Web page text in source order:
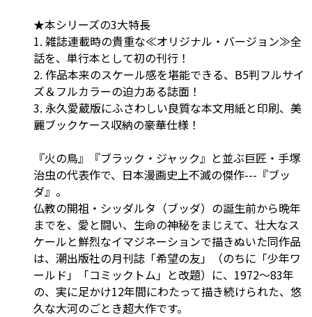
★本シリーズの3大特長
1. 雑誌連載時の貴重な≪オリジナル・バージョン≫全
話を、単行本として初の刊行！
2. 作品本来のスケール感を堪能できる、B5判フルサイ
ズ＆フルカラーの迫力ある誌面！
3. 永久愛蔵版にふさわしい良質な本文用紙と印刷、美
麗ブックケース収納の豪華仕様！
『火の鳥』『ブラック・ジャック』と並ぶ巨匠・手塚
治虫の代表作で、日本漫画史上不滅の傑作---『ブッ
ダ』。
仏教の開祖・シッダルタ（ブッダ）の誕生前から晩年
までを、愛と闘い、生命の神秘をまじえて、壮大なス
ケールと鮮烈なイマジネーションで描きぬいた同作品
は、潮出版社の月刊誌「希望の友」（のちに「少年ワ
ールド」「コミックトム」と改題）に、1972～83年
の、実に足かけ12年間にわたって描き続けられた、悠
久な大河のごとき超大作です。